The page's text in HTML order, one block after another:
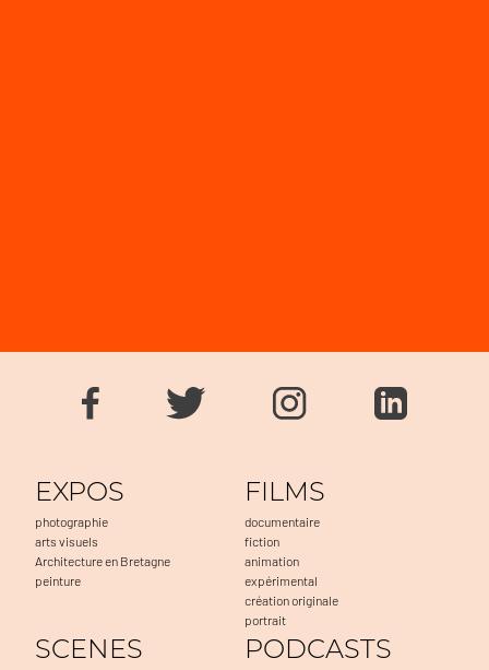
EXPOS
photographie
arts visuels
Architecture en Bretagne
peinture
FILMS
documentaire
fiction
animation
expérimental
création originale
portrait
SCENES PODCASTS